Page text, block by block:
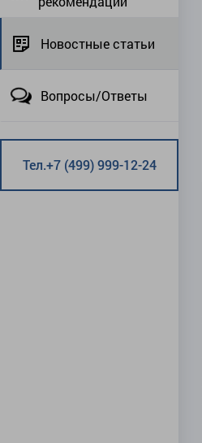
Новостные статьи
Вопросы/Ответы
Тел.+7 (499) 999-12-24